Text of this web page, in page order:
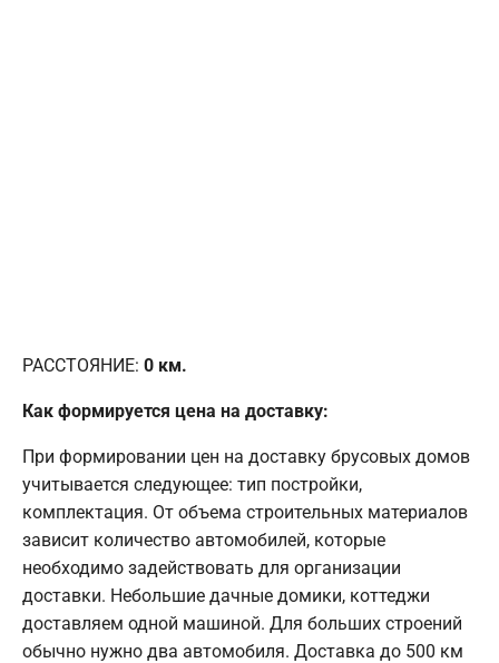
РАССТОЯНИЕ: 0 км.
Как формируется цена на доставку:
При формировании цен на доставку брусовых домов
учитывается следующее: тип постройки,
комплектация. От объема строительных материалов
зависит количество автомобилей, которые
необходимо задействовать для организации
доставки. Небольшие дачные домики, коттеджи
доставляем одной машиной. Для больших строений
обычно нужно два автомобиля. Доставка до 500 км